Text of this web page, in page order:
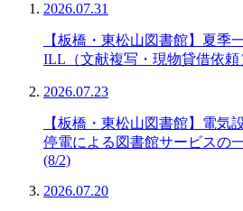
2026.07.31
【板橋・東松山図書館】夏季
ILL（文献複写・現物貸借依頼
2026.07.23
【板橋・東松山図書館】電気
停電による図書館サービスの
(8/2)
2026.07.20